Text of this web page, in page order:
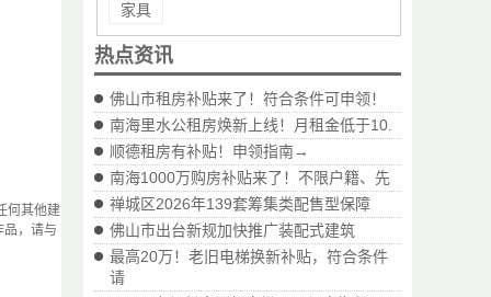
家具
热点资讯
佛山市租房补贴来了！符合条件可申领！
南海里水公租房焕新上线！月租金低于10.
顺德租房有补贴！申领指南→
南海1000万购房补贴来了！不限户籍、先
禅城区2026年139套筹集类配售型保障
佛山市出台新规加快推广装配式建筑
最高20万！老旧电梯换新补贴，符合条件
请
何其他建
品，请与